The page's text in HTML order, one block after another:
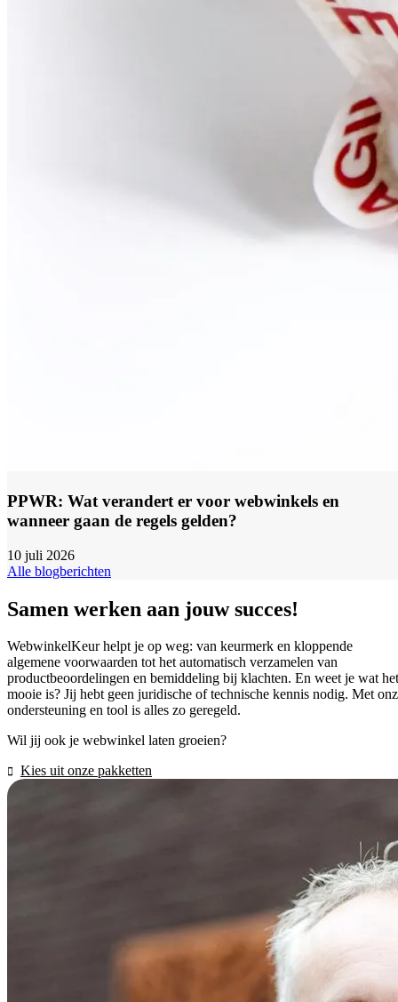
PPWR: Wat verandert er voor webwinkels en
wanneer gaan de regels gelden?
10 juli 2026
Alle blogberichten
Samen werken aan jouw succes!
WebwinkelKeur helpt je op weg: van keurmerk en kloppende
algemene voorwaarden tot het automatisch verzamelen van
productbeoordelingen en bemiddeling bij klachten. En weet je wat het
mooie is? Jij hebt geen juridische of technische kennis nodig. Met
ondersteuning en tool is alles zo geregeld.
Wil jij ook je webwinkel laten groeien?
Kies uit onze pakketten